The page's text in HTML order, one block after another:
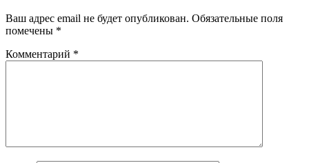
Ваш адрес email не будет опубликован. Обязательные поля
помечены *
Комментарий *